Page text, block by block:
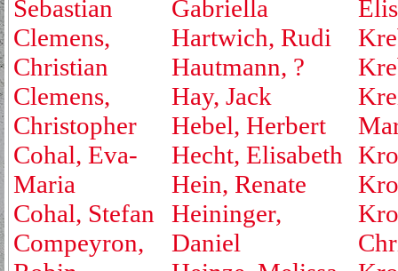
Sebastian
Clemens,
Christian
Clemens,
Christopher
Cohal, Eva-
Maria
Cohal, Stefan
Compeyron,
Gabriella
Hartwich, Rudi
Hautmann, ?
Hay, Jack
Hebel, Herbert
Hecht, Elisabeth
Hein, Renate
Heininger,
Daniel